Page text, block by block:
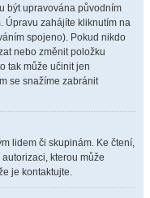
být upravována původním
Úpravu zahájíte kliknutím na
spojeno). Pokud nikdo
nebo změnit položku
tak může učinit jen
se snažíme zabránit
lidem či skupinám. Ke čtení,
kterou může
je kontaktujte.